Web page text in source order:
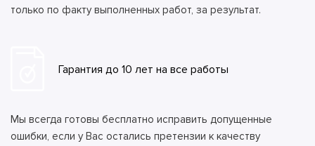
только по факту выполненных работ, за результат.
Гарантия до 10 лет на все работы
Мы всегда готовы бесплатно исправить допущенные
ошибки, если у Вас остались претензии к качеству